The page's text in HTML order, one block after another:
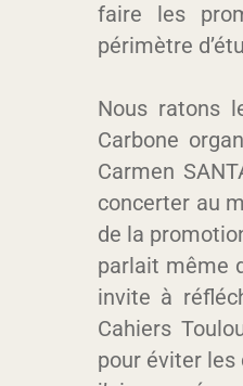
faire les
périmètre
Nous ratons
Carbone
Carmen
concerter au
de la
parlait même
invite à
Cahiers
pour éviter les